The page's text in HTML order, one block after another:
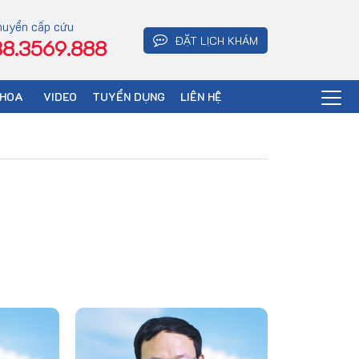
cấp cứu
ĐẶT LỊCH KHÁM
VIDEO TUYỂN DỤNG LIÊN HỆ